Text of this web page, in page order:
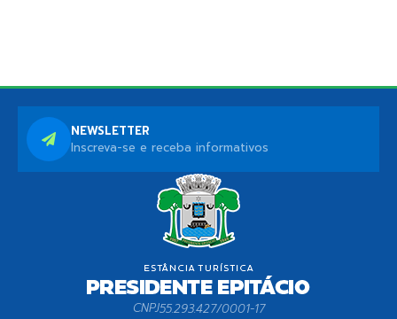
CNPJ55.293.427/0001-17
NEWSLETTER
Inscreva-se e receba informativos